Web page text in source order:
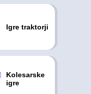
Igre traktorji
Kolesarske
igre